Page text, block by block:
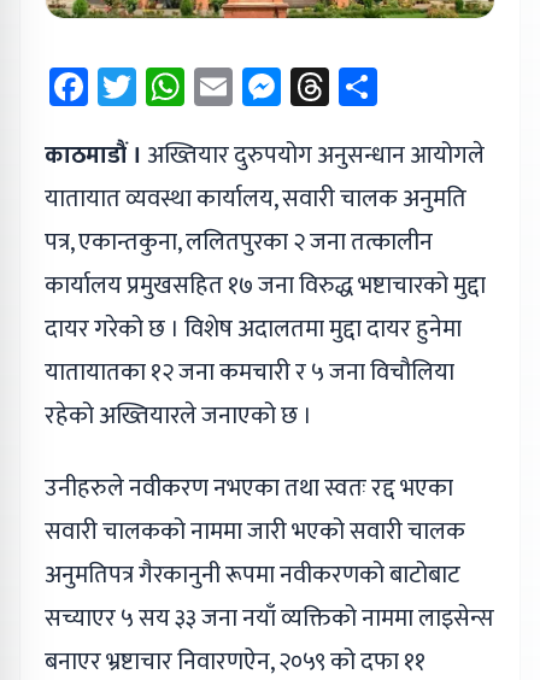
Facebook
Twitter
WhatsApp
EmailMessenger
Threads
काठमाडौं । अख्तियार दुरुपयोग अनुसन्धान आयोगले
यातायात व्यवस्था कार्यालय, सवारी चालक अनुमति
पत्र, एकान्तकुना, ललितपुरका २ जना तत्कालीन
कार्यालय प्रमुखसहित १७ जना विरुद्ध भष्टाचारको मुद्दा
दायर गरेको छ । विशेष अदालतमा मुद्दा दायर हुनेमा
यातायातका १२ जना कमचारी र ५ जना विचौलिया
रहेको अख्तियारले जनाएको छ ।
उनीहरुले नवीकरण नभएका तथा स्वतः रद्द भएका
सवारी चालकको नाममा जारी भएको सवारी चालक
अनुमतिपत्र गैरकानुनी रूपमा नवीकरणको बाटोबाट
सच्याएर ५ सय ३३ जना नयाँ व्यक्तिको नाममा लाइसेन्स
बनाएर भ्रष्टाचार निवारणऐन, २०५९ को दफा ११